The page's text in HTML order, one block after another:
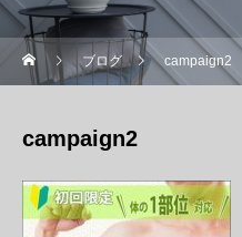
ブログ campaign2
campaign2